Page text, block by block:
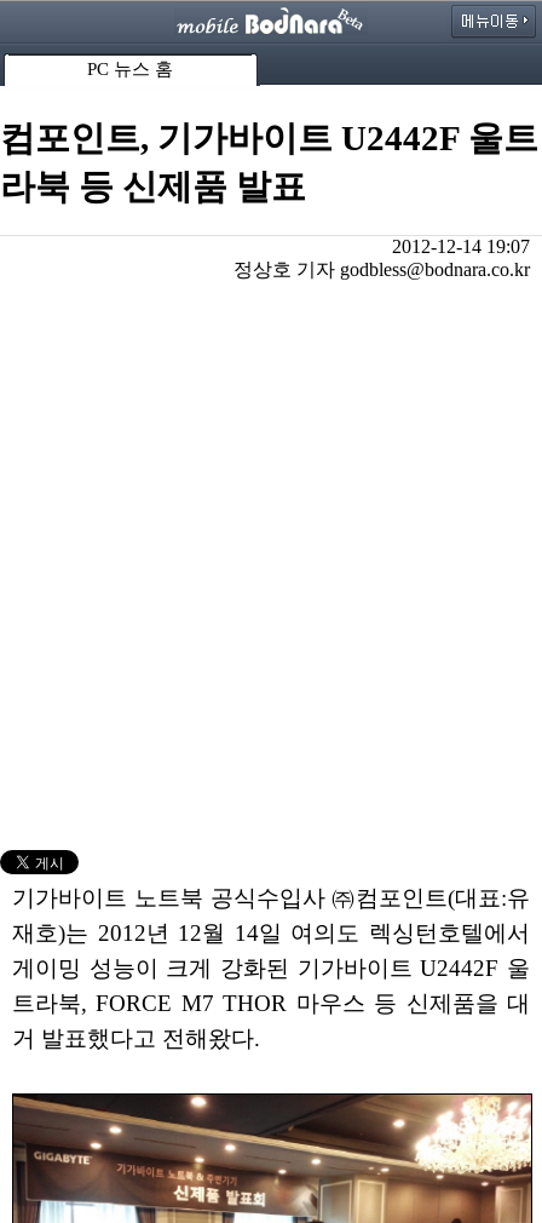
PC 뉴스 홈
컴포인트, 기가바이트 U2442F 울트
라북 등 신제품 발표
2012-12-14 19:07
정상호 기자 godbless@bodnara.co.kr
기가바이트 노트북 공식수입사 ㈜컴포인트(대표:유
재호)는 2012년 12월 14일 여의도 렉싱턴호텔에서
게이밍 성능이 크게 강화된 기가바이트 U2442F 울
트라북, FORCE M7 THOR 마우스 등 신제품을 대
거 발표했다고 전해왔다.